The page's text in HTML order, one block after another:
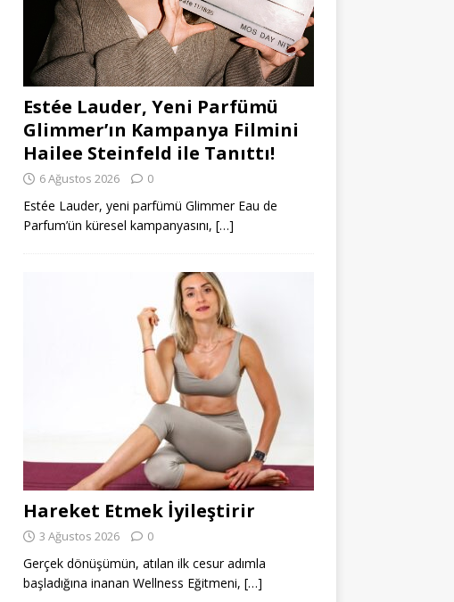
Estée Lauder, Yeni Parfümü
Glimmer’ın Kampanya Filmini
Hailee Steinfeld ile Tanıttı!
6 Ağustos 2026 0
Estée Lauder, yeni parfümü Glimmer Eau de
Parfum’ün küresel kampanyasını, […]
Hareket Etmek İyileştirir
3 Ağustos 2026 0
Gerçek dönüşümün, atılan ilk cesur adımla
başladığına inanan Wellness Eğitmeni, […]